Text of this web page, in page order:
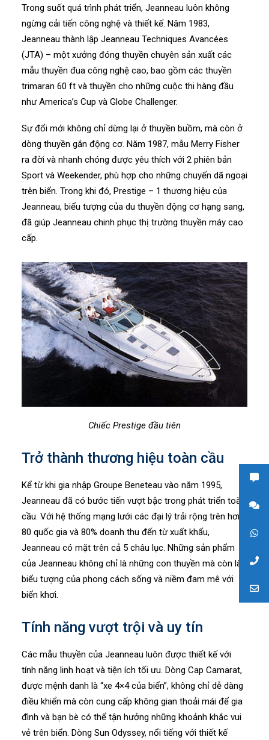
Trong suốt quá trình phát triển, Jeanneau luôn không
ngừng cải tiến công nghệ và thiết kế. Năm 1983,
Jeanneau thành lập Jeanneau Techniques Avancées
(JTA) – một xưởng đóng thuyền chuyên sản xuất các
mẫu thuyền đua công nghệ cao, bao gồm các thuyền
trimaran 60 ft và thuyền cho những cuộc thi hàng đầu
như America’s Cup và Globe Challenger.
Sự đổi mới không chỉ dừng lại ở thuyền buồm, mà còn ở
dòng thuyền gắn động cơ. Năm 1987, mẫu Merry Fisher
ra đời và nhanh chóng được yêu thích với 2 phiên bản
Sport và Weekender, phù hợp cho những chuyến dã ngoại
trên biển. Trong khi đó, Prestige – 1 thương hiệu của
Jeanneau, biểu tượng của du thuyền động cơ hạng sang,
đã giúp Jeanneau chinh phục thị trường thuyền máy cao
cấp.
Chiếc Prestige đầu tiên
Trở thành thương hiệu toàn cầu
Kể từ khi gia nhập Groupe Beneteau vào năm 1995,
Jeanneau đã có bước tiến vượt bậc trong phát triển toàn
cầu. Với hệ thống mạng lưới các đại lý trải rộng trên hơn
80 quốc gia và 80% doanh thu đến từ xuất khẩu,
Jeanneau có mặt trên cả 5 châu lục. Những sản phẩm
của Jeanneau không chỉ là những con thuyền mà còn là
biểu tượng của phong cách sống và niềm đam mê với
biển khơi.
Tính năng vượt trội và uy tín
Các mẫu thuyền của Jeanneau luôn được thiết kế với
tính năng linh hoạt và tiện ích tối ưu. Dòng Cap Camarat,
được mệnh danh là “xe 4×4 của biển”, không chỉ dễ dàng
điều khiển mà còn cung cấp không gian thoải mái để gia
đình và bạn bè có thể tận hưởng những khoảnh khắc vui
vẻ trên biển. Dòng Sun Odyssey, nổi tiếng với thiết kế